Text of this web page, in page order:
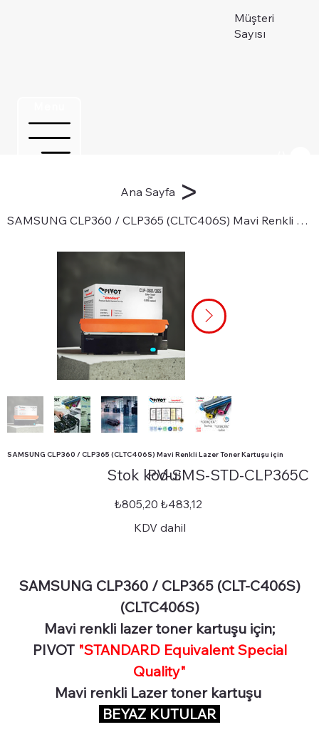
Müşteri
Sayısı
Ana Sayfa >
SAMSUNG CLP360 / CLP365 (CLTC406S) Mavi Renkli Lazer Toner Kartuşu için
SAMSUNG CLP360 / CLP365 (CLTC406S) Mavi Renkli Lazer Toner Kartuşu için
Stok kodu:
kodu:
STD-
CLP365C
PV-SMS-STD-CLP365C
Orijinal
fiyat
₺805,20 İndirimli
fiyat
₺483,12
KDV dahil
SAMSUNG CLP360 / CLP365 (CLT-C406S)
(CLTC406S)
Mavi renkli lazer toner kartuşu için;
PIVOT "STANDARD Equivalent Special
Quality"
Mavi renkli Lazer toner kartuşu
BEYAZ KUTULAR